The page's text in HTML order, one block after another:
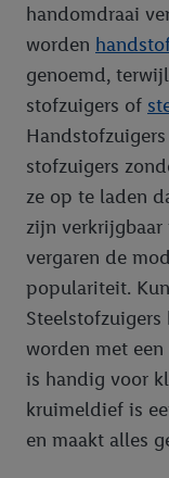
handomdraai
worden
genoemd,
stofzuigers of
stofzuigers
ze op te laden
zijn verkrijgbaar
vergaren de
populariteit.
worden met
is handig voor
kruimeldief is
en maakt alles